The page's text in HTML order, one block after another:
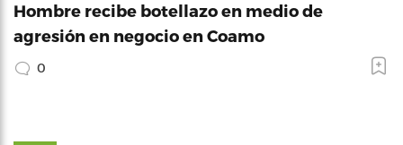
Hombre recibe botellazo en medio de
agresión en negocio en Coamo
0